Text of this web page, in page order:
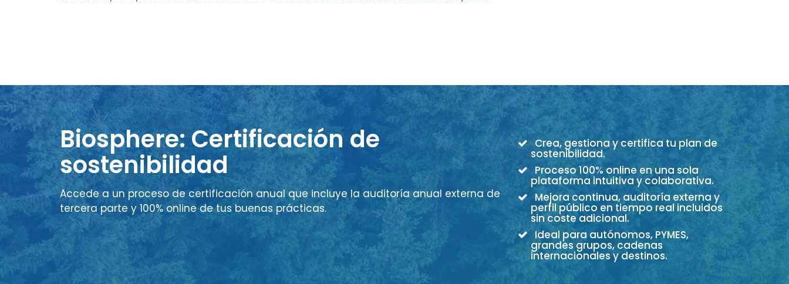
Biosphere: Certificación de
sostenibilidad
Accede a un proceso de certificación anual que incluye la auditoría anual externa de
tercera parte y 100% online de tus buenas prácticas.
Crea, gestiona y certifica tu plan de
sostenibilidad.
Proceso 100% online en una sola
plataforma intuitiva y colaborativa.
Mejora continua, auditoría externa y
perfil público en tiempo real incluidos
sin coste adicional.
Ideal para autónomos, PYMES,
grandes grupos, cadenas
internacionales y destinos.